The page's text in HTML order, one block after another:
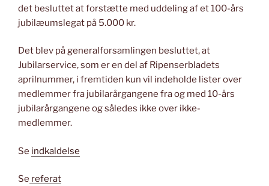
det besluttet at forstætte med uddeling af et 100-års
jubilæumslegat på 5.000 kr.
Det blev på generalforsamlingen besluttet, at
Jubilarservice, som er en del af Ripenserbladets
aprilnummer, i fremtiden kun vil indeholde lister over
medlemmer fra jubilarårgangene fra og med 10-års
jubilarårgangene og således ikke over ikke-
medlemmer.
Se indkaldelse
Se referat